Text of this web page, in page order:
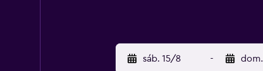
sáb. 15/8 -